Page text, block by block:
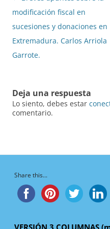
de
entradas
modificación fiscal en
sucesiones y donaciones en
Extremadura. Carlos Arriola
Garrote.
Deja una respuesta
Lo siento, debes estar
comentario.
Share this...